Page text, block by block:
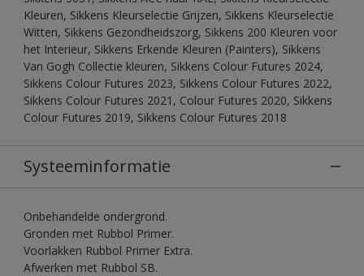
Kleuren, Sikkens Kleurselectie Grijzen, Sikkens Kleurselectie
Witten, Sikkens Gezondheidszorg, Sikkens 200 Kleuren voor
het Interieur, Sikkens Erkende Kleuren (Painters), Sikkens
Van Gogh Collectie kleuren, Sikkens Colour Futures 2024,
Sikkens Colour Futures 2023, Sikkens Colour Futures 2022,
Sikkens Colour Futures 2021, Colour Futures 2020, Sikkens
Colour Futures 2019, Sikkens Colour Futures 2018
Systeeminformatie
Onbehandelde ondergrond.
Gronden met Rubbol Primer.
Voorlakken Rubbol Primer Extra.
Afwerken met Rubbol SB.